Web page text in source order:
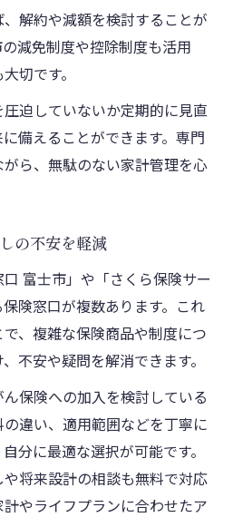
解約や減額を検討することが
減免制度や控除制度も活用
切です。
迫していないか定期的に見直
備えることができます。専門
ら、無駄のない家計管理を心
の不安を軽減
富士市」や「さくら保険サー
険窓口が複数あります。これ
、複雑な保険商品や制度につ
不安や疑問を解消できます。
保険への加入を検討している
違い、適用範囲などを丁寧に
分に最適な選択が可能です。
将来設計の相談も無料で対応
やライフプランに合わせたア